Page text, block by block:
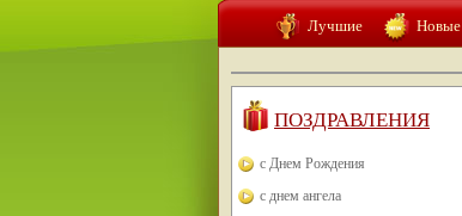
Лучшие Новые
ПОЗДРАВЛЕНИЯ
с Днем Рождения
с днем ангела